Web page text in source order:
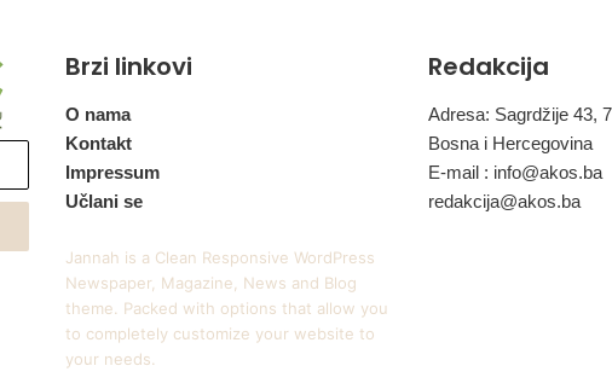
Brzi linkovi
O nama
Kontakt
Impressum
Učlani se
Jannah is a Clean Responsive WordPress
Newspaper, Magazine, News and Blog
theme. Packed with options that allow you
to completely customize your website to
your needs.
Redakcija
Adresa: Sagrdžije 43,
Bosna i Hercegovina
E-mail : info@akos.ba
redakcija@akos.ba